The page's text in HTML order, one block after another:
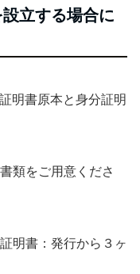
設立する場合に
明書原本と身分証明
類をご用意くださ
明書：発行から３ヶ